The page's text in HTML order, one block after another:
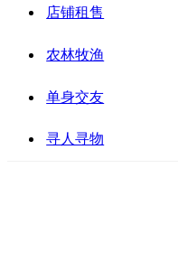
店铺租售
农林牧渔
单身交友
寻人寻物